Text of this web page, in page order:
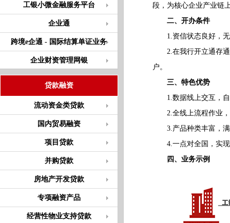
工银小微金融服务平台
企业通
跨境e企通 - 国际结算单证业务
企业财资管理网银
贷款融资
流动资金类贷款
国内贸易融资
项目贷款
并购贷款
房地产开发贷款
专项融资产品
经营性物业支持贷款
段，为核心企业产业链
二、开办条件
1.资信状态良好，无
2.在我行开立通存通
户。
三、特色优势
1.数据线上交互，自
2.全线上流程作业，
3.产品种类丰富，满
4.一点对全国，实现
四、业务示例